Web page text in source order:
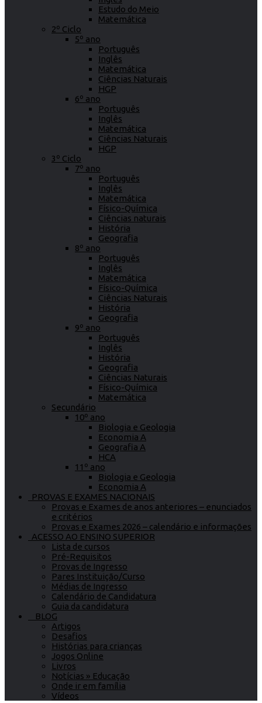
Estudo do Meio
Matemática
2º Ciclo
5º ano
Português
Inglês
Matemática
Ciências Naturais
HGP
6º ano
Português
Inglês
Matemática
Ciências Naturais
HGP
3º Ciclo
7º ano
Português
Inglês
Matemática
Físico-Química
Ciências naturais
História
Geografia
8º ano
Português
Inglês
Matemática
Físico-Química
Ciências Naturais
História
Geografia
9º ano
Português
Inglês
História
Geografia
Ciências Naturais
Físico-Química
Matemática
Secundário
10º ano
Biologia e Geologia
Economia A
Geografia A
HCA
11º ano
Biologia e Geologia
Economia A
PROVAS E EXAMES NACIONAIS
Provas e Exames de anos anteriores – enunciados
e critérios
Provas e Exames 2026 – calendário e informações
ACESSO AO ENSINO SUPERIOR
Lista de cursos
Pré-Requisitos
Provas de Ingresso
Pares Instituição/Curso
Médias de Ingresso
Calendário de Candidatura
Guia da candidatura
BLOG
Artigos
Desafios
Histórias para crianças
Jogos Online
Livros
Notícias » Educação
Onde ir em família
Vídeos